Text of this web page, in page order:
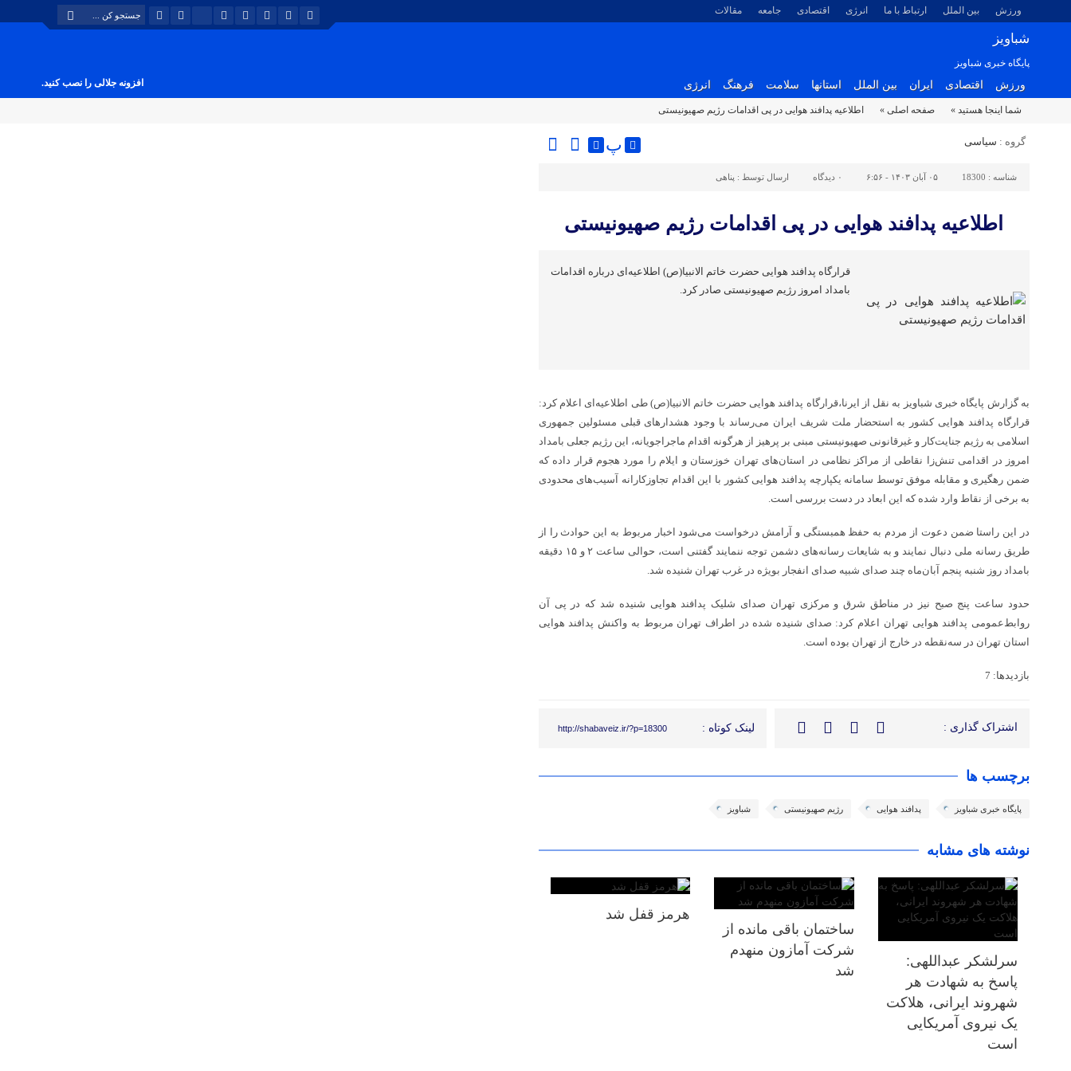
ورزش بین الملل ارتباط با ما انرژی اقتصادی جامعه مقالات
شباویز
پایگاه خبری شباویز
ورزش اقتصادی ایران بین الملل استانها سلامت فرهنگ انرژی افزونه جلالی را نصب کنید.
شما اینجا هستید » صفحه اصلی » اطلاعیه پدافند هوایی در پی اقدامات رژیم صهیونیستی
گروه : سیاسی پ
شناسه : 18300 ۰۵ آبان ۱۴۰۳ - ۶:۵۶ ۰ دیدگاه ارسال توسط : پناهی
اطلاعیه پدافند هوایی در پی اقدامات رژیم صهیونیستی
قرارگاه پدافند هوایی حضرت خاتم الانبیا(ص) اطلاعیه‌ای درباره اقدامات
بامداد امروز رژیم صهیونیستی صادر کرد.
به گزارش پایگاه خبری شباویز به نقل از ایرنا،قرارگاه پدافند هوایی حضرت خاتم الانبیا(ص) طی اطلاعیه‌ای اعلام کرد:
قرارگاه پدافند هوایی کشور به استحضار ملت شریف ایران می‌رساند با وجود هشدارهای قبلی مسئولین جمهوری
اسلامی به رژیم جنایت‌کار و غیرقانونی صهیونیستی مبنی بر پرهیز از هرگونه اقدام ماجراجویانه، این رژیم جعلی بامداد
امروز در اقدامی تنش‌زا نقاطی از مراکز نظامی در استان‌های تهران خوزستان و ایلام را مورد هجوم قرار داده که
ضمن رهگیری و مقابله موفق توسط سامانه یکپارچه پدافند هوایی کشور با این اقدام تجاوزکارانه آسیب‌های محدودی
به برخی از نقاط وارد شده که این ابعاد در دست بررسی است.
در این راستا ضمن دعوت از مردم به حفظ همبستگی و آرامش درخواست می‌شود اخبار مربوط به این حوادث را از
طریق رسانه ملی دنبال نمایند و به شایعات رسانه‌های دشمن توجه ننمایند گفتنی است، حوالی ساعت ۲ و ۱۵ دقیقه
بامداد روز شنبه پنجم آبان‌ماه چند صدای شبیه صدای انفجار بویژه در غرب تهران شنیده شد.
حدود ساعت پنج صبح نیز در مناطق شرق و مرکزی تهران صدای شلیک پدافند هوایی شنیده شد که در پی آن
روابط‌عمومی پدافند هوایی تهران اعلام کرد: صدای شنیده شده در اطراف تهران مربوط به واکنش پدافند هوایی
استان تهران در سه‌نقطه در خارج از تهران بوده است.
بازدیدها: 7
اشتراک گذاری : لینک کوتاه : http://shabaveiz.ir/?p=18300
برچسب ها
پایگاه خبری شباویز پدافند هوایی رژیم صهیونیستی شباویز
نوشته های مشابه
سرلشکر عبداللهی:
پاسخ به شهادت هر
شهروند ایرانی، هلاکت
یک نیروی آمریکایی
است
ساختمان باقی مانده از
شرکت آمازون منهدم
شد
هرمز قفل شد